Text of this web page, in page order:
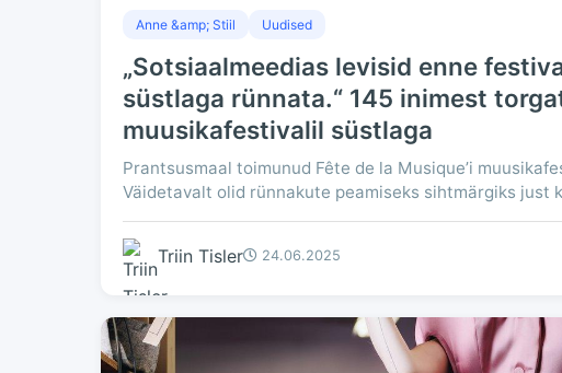
Anne &amp; Stiil Uudised
„Sotsiaalmeedias levisid enne
süstlaga rünnata.“ 145 inimest
muusikafestivalil süstlaga
Prantsusmaal toimunud Fête de la Musique’i
Väidetavalt olid rünnakute peamiseks sihtmärgiks just
Triin Tisler 24.06.2025